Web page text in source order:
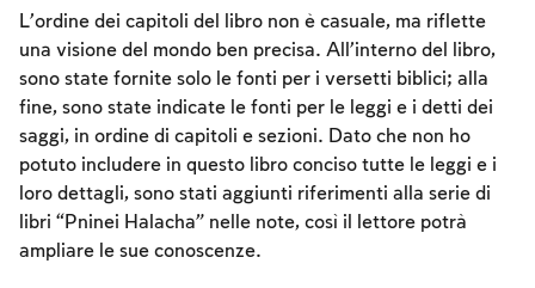
L’ordine dei capitoli del libro non è casuale, ma riflette
una visione del mondo ben precisa. All’interno del libro,
sono state fornite solo le fonti per i versetti biblici; alla
fine, sono state indicate le fonti per le leggi e i detti dei
saggi, in ordine di capitoli e sezioni. Dato che non ho
potuto includere in questo libro conciso tutte le leggi e i
loro dettagli, sono stati aggiunti riferimenti alla serie di
libri “Pninei Halacha” nelle note, così il lettore potrà
ampliare le sue conoscenze.